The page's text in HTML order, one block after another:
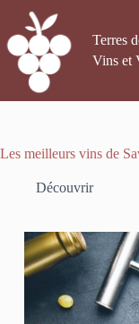
contenu
Terres
Vins et
Les meilleurs vins de
Découvrir